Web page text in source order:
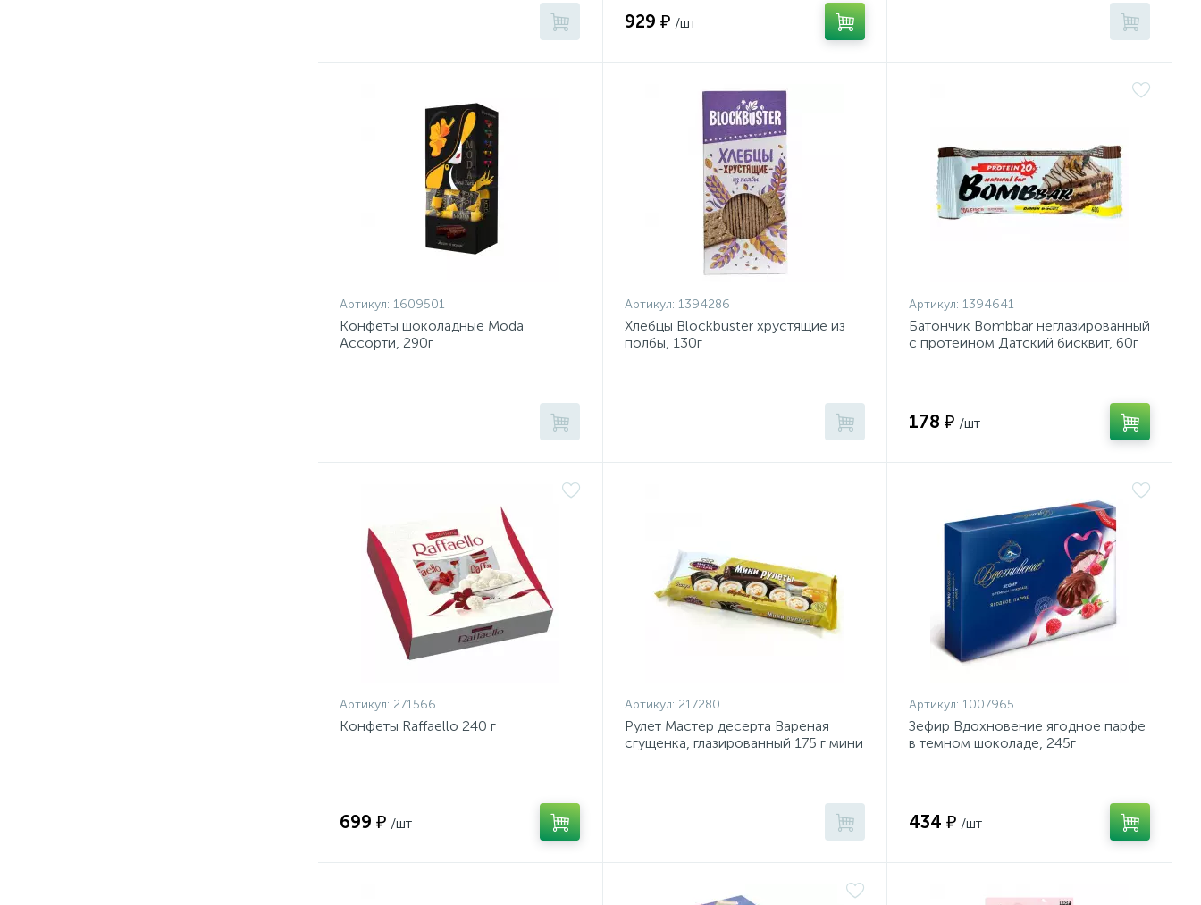
929 ₽ /шт
Артикул: 1609501
Конфеты шоколадные Moda
Ассорти, 290г
Артикул: 1394286
Хлебцы Blockbuster хрустящие из
полбы, 130г
Артикул: 1394641
Батончик Bombbar неглазированный
с протеином Датский бисквит, 60г
178 ₽ /шт
Артикул: 271566
Конфеты Raffaello 240 г
699 ₽ /шт
Артикул: 217280
Рулет Мастер десерта Вареная
сгущенка, глазированный 175 г мини
Артикул: 1007965
Зефир Вдохновение ягодное парфе
в темном шоколаде, 245г
434 ₽ /шт